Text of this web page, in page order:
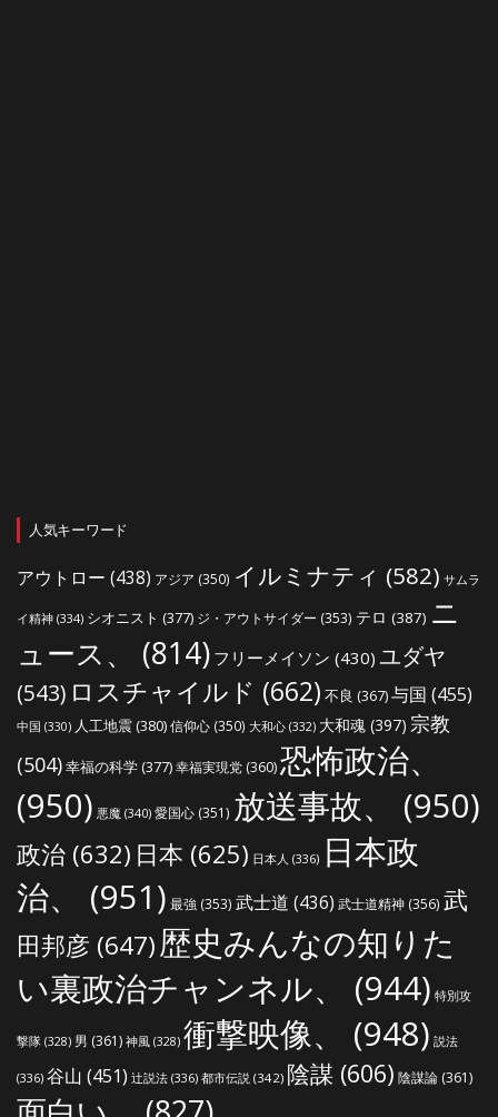
人気キーワード
アウトロー (438) アジア (350) イルミナティ (582) サムラ
イ精神 (334) シオニスト (377) ジ・アウトサイダー (353) テロ (387) ニ
ュース、
(814) フリーメイソン (430) ユダヤ
(543) ロスチャイルド (662) 不良 (367)与国 (455)
中国 (330) 人工地震(380)信仰心 (350) 大和心 (332) 大和魂 (397) 宗教
(504)幸福の科学(377)幸福実現党 (360)恐怖政治、
(950) 悪魔 (340) 愛国心 (351) 放送事故、 (950)
政治 (632) 日本 (625) 日本人 (336) 日本政
治、
(951) 最強 (353) 武士道 (436) 武士道精神 (356) 武
田邦彦 (647)歴史みんなの知りた
い裏政治チャンネル、
(944) 特別攻
撃隊 (328) 男 (361) 神風 (328) 衝撃映像、 (948) 説法
(336) 谷山 (451) 辻説法 (336) 都市伝説 (342) 陰謀 (606) 陰謀論 (361)